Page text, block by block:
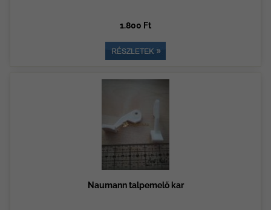
1.800 Ft
Naumann talpemelő kar